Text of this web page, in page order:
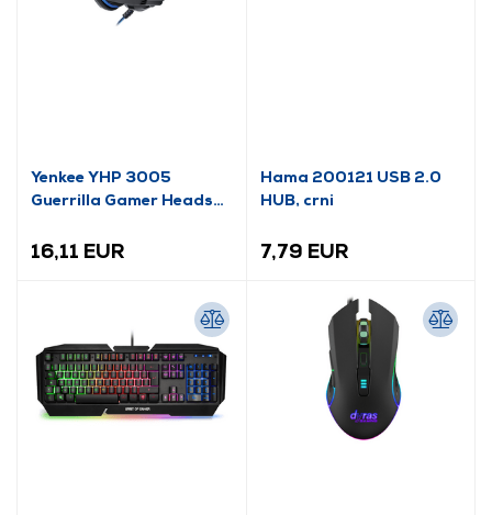
Yenkee YHP 3005
Guerrilla Gamer Headset
crna/plava
16,11 EUR
Hama 200121 USB 2.0
HUB, crni
7,79 EUR